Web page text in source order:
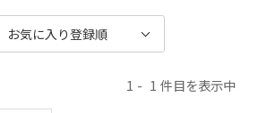
1 1